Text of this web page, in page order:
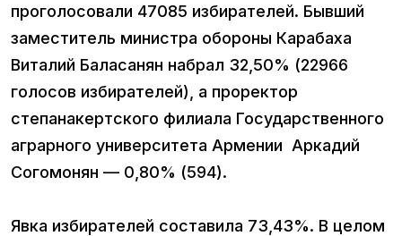
проголосовали 47085 избирателей. Бывший
заместитель министра обороны Карабаха
Виталий Баласанян набрал 32,50% (22966
голосов избирателей), а проректор
степанакертского филиала Государственного
аграрного университета Армении Аркадий
Согомонян — 0,80% (594).
Явка избирателей составила 73,43%. В целом